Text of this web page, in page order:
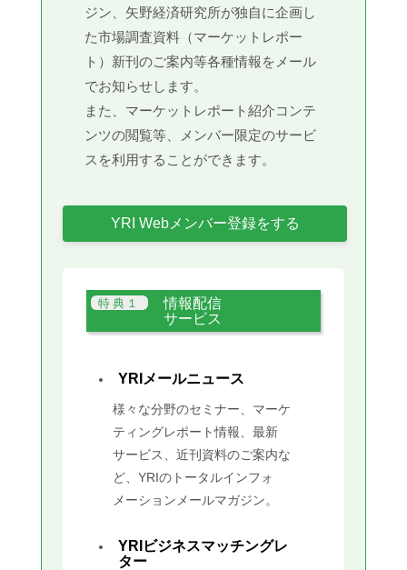
ジン、矢野経済研究所が独自に企画し
た市場調査資料（マーケットレポー
ト）新刊のご案内等各種情報をメール
でお知らせします。
また、マーケットレポート紹介コンテ
ンツの閲覧等、メンバー限定のサービ
スを利用することができます。
YRI Webメンバー登録をする
情報配信
サービス
YRIメールニュース
様々な分野のセミナー、マーケ
ティングレポート情報、最新
サービス、近刊資料のご案内な
ど、YRIのトータルインフォ
メーションメールマガジン。
YRIビジネスマッチングレ
ター